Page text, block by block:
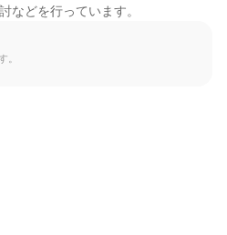
などを行っています。
。